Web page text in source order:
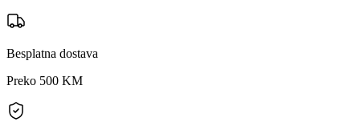
Besplatna dostava
Preko 500 KM